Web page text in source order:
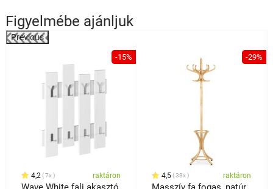
Figyelmébe ajánljuk
Previous
-15%
4,2 7x raktáron
-29%
4,5 38x raktáron